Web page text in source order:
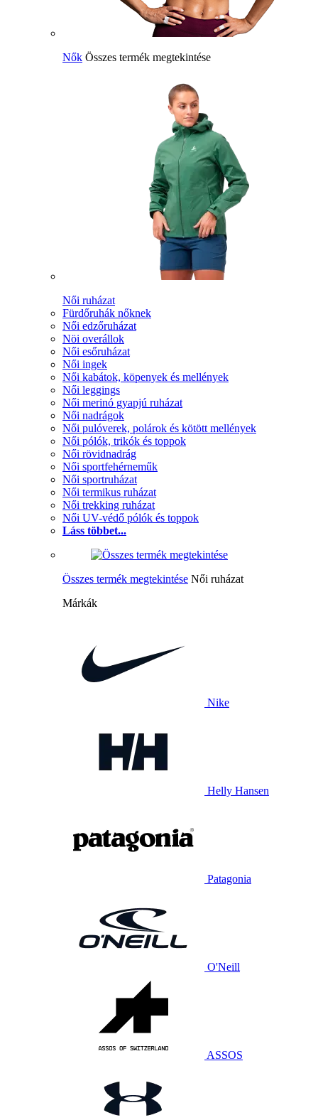
Nők Összes termék megtekintése
Női ruházat
Fürdőruhák nőknek
Női edzőruházat
Nöi overállok
Női esőruházat
Női ingek
Női kabátok, köpenyek és mellények
Női leggings
Női merinó gyapjú ruházat
Női nadrágok
Női pulóverek, polárok és kötött mellények
Női pólók, trikók és toppok
Női rövidnadrág
Női sportfehérneműk
Női sportruházat
Női termikus ruházat
Női trekking ruházat
Női UV-védő pólók és toppok
Láss többet...
Összes termék megtekintése Női ruházat
Márkák
Nike
Helly Hansen
Patagonia
O'Neill
ASSOS